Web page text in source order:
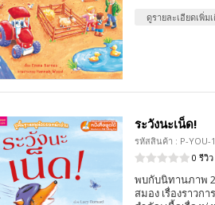
ดูรายละเอียดเพิ่ม
ระวังนะเน็ด!
รหัสสินค้า : P-YOU-
0 รีวิว
พบกับนิทานภาพ
สมอง เรื่องราวก